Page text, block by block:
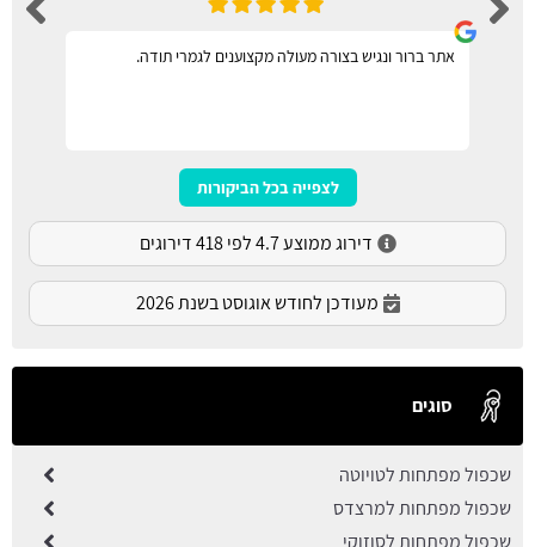
אתר ברור ונגיש בצורה מעולה מקצוענים לגמרי תודה.
לצפייה בכל הביקורות
דירוג ממוצע 4.7 לפי 418 דירוגים
מעודכן לחודש אוגוסט בשנת 2026
סוגים
שכפול מפתחות לטויוטה
שכפול מפתחות למרצדס
שכפול מפתחות לסוזוקי